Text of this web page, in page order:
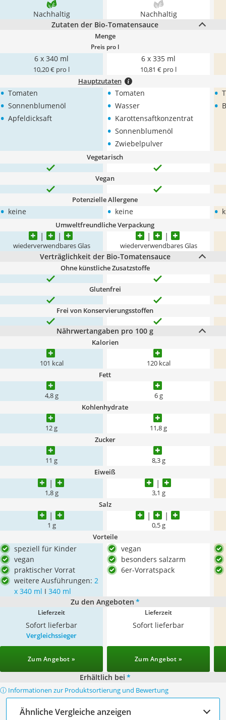
Nachhaltig
Nachhaltig
Zutaten der Bio-Tomatensauce
Menge
Preis pro l
6 x 340 ml
10,20 € pro l
6 x 335 ml
10,81 € pro l
Hauptzutaten
• Tomaten
• Sonnenblumenöl
• Apfeldicksaft
• Tomaten
• Wasser
• Karottensaftkonzentrat
• Sonnenblumenöl
• Zwiebelpulver
•
•
Vegetarisch
Vegan
Potenzielle Allergene
• keine • keine •
Umweltfreundliche Verpackung
wiederverwendbares Glas wiederverwendbares Glas
Verträglichkeit der Bio-Tomatensauce
Ohne künstliche Zusatzstoffe
Glutenfrei
Frei von Konservierungsstoffen
Nährwertangaben pro 100 g
Kalorien
101 kcal 120 kcal
Fett
4,8 g 6 g
Kohlenhydrate
12 g 11,8 g
Zucker
11 g 8,3 g
Eiweiß
1,8 g 3,1 g
Salz
1 g 0,5 g
Vorteile
speziell für Kinder
vegan
praktischer Vorrat
weitere Ausführungen: 2
x 340 ml I 340 ml
vegan
besonders salzarm
6er-Vorratspack
Zu den Angeboten *
Lieferzeit
Sofort lieferbar
Lieferzeit
Sofort lieferbar
Vergleichssieger
Zum Angebot » Zum Angebot »
Erhältlich bei *
ⓘ Informationen zur Produktsortierung und Bewertung
Ähnliche Vergleiche anzeigen